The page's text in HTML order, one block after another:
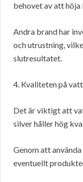
behovet av att
Andra brand har
och utrustning,
slutresultatet.
4. Kvaliteten på
Det är viktigt att
silver håller hög
Genom att
eventuellt